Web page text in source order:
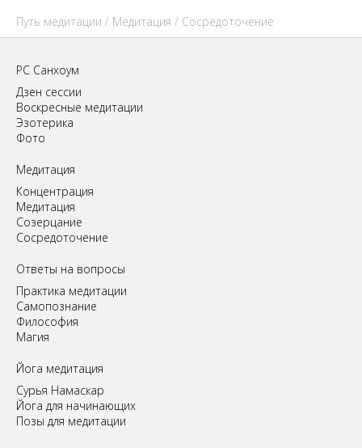
Путь медитации / Медитация / Сосредоточение
РС Санхоум
Дзен сессии
Воскресные медитации
Эзотерика
Фото
Медитация
Концентрация
Медитация
Созерцание
Сосредоточение
Ответы на вопросы
Практика медитации
Самопознание
Философия
Магия
Йога медитация
Сурья Намаскар
Йога для начинающих
Позы для медитации